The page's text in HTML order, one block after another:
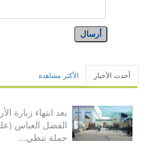
أرسال
أحدث الأخبار الأكثر مشاهدة
بعد انتهاء زيارة
الفضل العباس
حملة تنظي...